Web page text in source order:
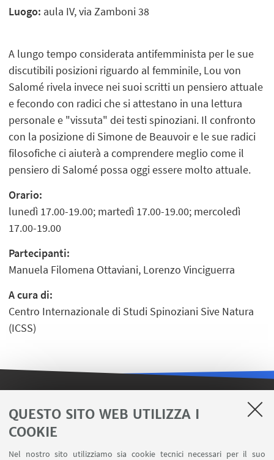
QUESTO SITO WEB UTILIZZA I
COOKIE
Nel nostro sito utilizziamo sia cookie tecnici necessari per il suo
Luogo: aula IV, via Zamboni 38
A lungo tempo considerata antifemminista per le sue
discutibili posizioni riguardo al femminile, Lou von
Salomé rivela invece nei suoi scritti un pensiero attuale
e fecondo con radici che si attestano in una lettura
personale e "vissuta" dei testi spinoziani. Il confronto
con la posizione di Simone de Beauvoir e le sue radici
filosofiche ci aiuterà a comprendere meglio come il
pensiero di Salomé possa oggi essere molto attuale.
Orario:
lunedì 17.00-19.00; martedì 17.00-19.00; mercoledì
17.00-19.00
Partecipanti:
Manuela Filomena Ottaviani, Lorenzo Vinciguerra
A cura di:
Centro Internazionale di Studi Spinoziani Sive Natura
(ICSS)
LINK UTILI
Area riservata FILO